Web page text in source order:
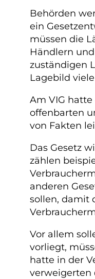
Behörden
ein
müssen die
Händlern
zuständigen
Lagebild
Am VIG
offenbarten
von Fakten
Das Gesetz
zählen
anderen
sollen, damit
Vor allem
vorliegt,
hatte in der
verweigerten